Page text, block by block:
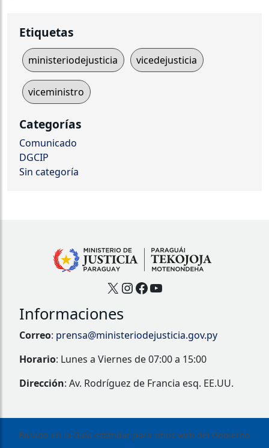
Etiquetas
ministeriodejusticia vicedejusticia
viceministro
Categorías
Comunicado
DGCIP
Sin categoría
X Instagram
Facebook
YouTube
Informaciones
Correo: prensa@ministeriodejusticia.gov.py
Horario: Lunes a Viernes de 07:00 a 15:00
Dirección: Av. Rodríguez de Francia esq. EE.UU.
Basado en la Guía estándar para sitios web del Gobierno